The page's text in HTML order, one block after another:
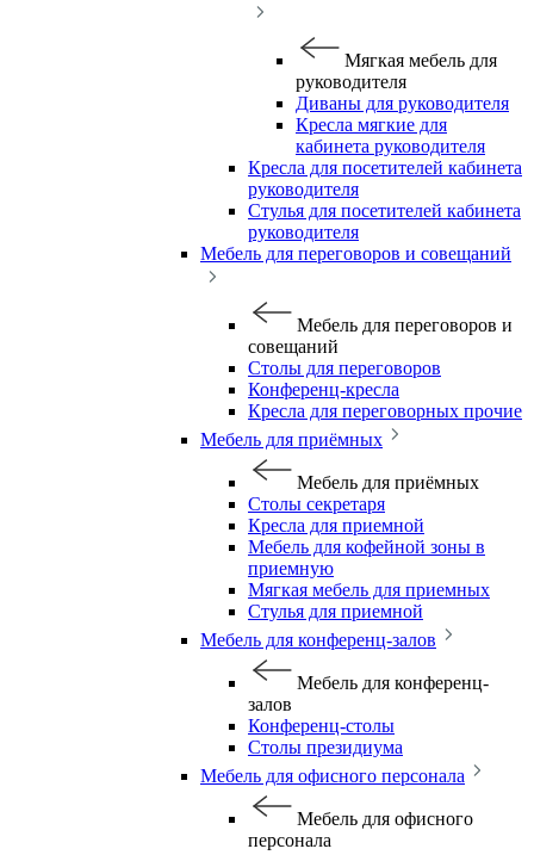
Мягкая мебель для
руководителя
Диваны для руководителя
Кресла мягкие для
кабинета руководителя
Кресла для посетителей кабинета
руководителя
Стулья для посетителей кабинета
руководителя
Мебель для переговоров и совещаний
Мебель для переговоров и
совещаний
Столы для переговоров
Конференц-кресла
Кресла для переговорных прочие
Мебель для приёмных
Мебель для приёмных
Столы секретаря
Кресла для приемной
Мебель для кофейной зоны в
приемную
Мягкая мебель для приемных
Стулья для приемной
Мебель для конференц-залов
Мебель для конференц-
залов
Конференц-столы
Столы президиума
Мебель для офисного персонала
Мебель для офисного
персонала